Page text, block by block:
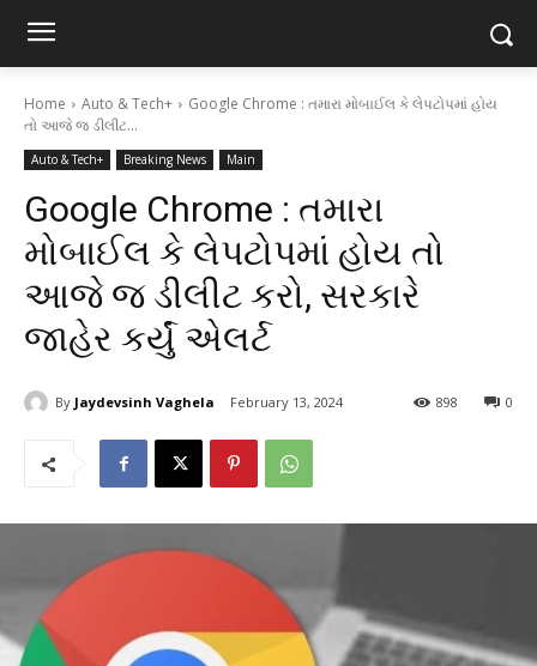
Home Auto & Tech+
Google Chrome : તમારા મોબાઈલ કે લેપટોપમાં હોય
તો આજે જ ડીલીટ...
Auto & Tech+ Breaking News Main
Google Chrome : તમારા
મોબાઈલ કે લેપટોપમાં હોય તો
આજે જ ડીલીટ કરો, સરકારે
જાહેર કર્યું એલર્ટ
By Jaydevsinh Vaghela February 13, 2024 0
898